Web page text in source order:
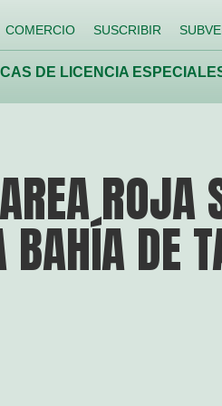
COMERCIO SUSCRIBIR
DE LICENCIA
Proteja los manantiales de
Florida
ROJA
BAHÍA DE